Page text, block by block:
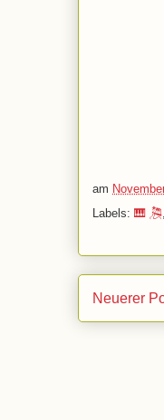
am
Labels: 🎹 🎘
Neuerer